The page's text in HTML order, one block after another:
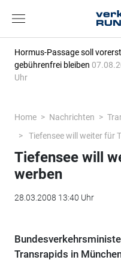
Hormus-Passage soll vorerst
gebührenfrei bleiben
Uhr
Home Nachrichten
Tiefensee will weiter für
Tiefensee will
werben
28.03.2008 13:40 Uhr
Transrapids in